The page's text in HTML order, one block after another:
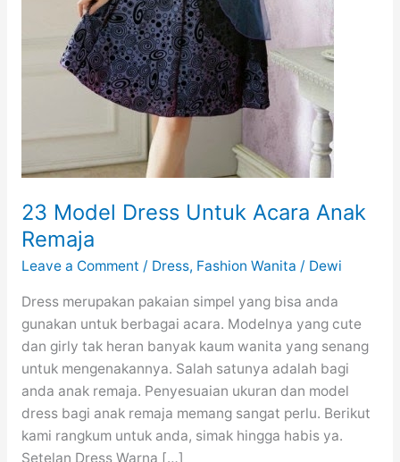
23 Model Dress Untuk Acara Anak
Remaja
Leave a Comment / Dress, Fashion Wanita / Dewi
Dress merupakan pakaian simpel yang bisa anda
gunakan untuk berbagai acara. Modelnya yang cute
dan girly tak heran banyak kaum wanita yang senang
untuk mengenakannya. Salah satunya adalah bagi
anda anak remaja. Penyesuaian ukuran dan model
dress bagi anak remaja memang sangat perlu. Berikut
kami rangkum untuk anda, simak hingga habis ya.
Setelan Dress Warna […]